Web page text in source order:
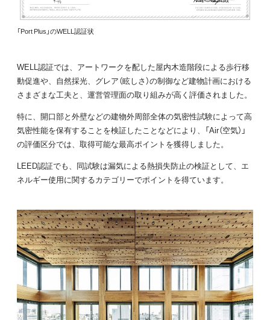
「Port Plus」のWELL認証状
WELL認証では、アートワークを配した屋内木造階段による歩行移
動促進や、自然採光、グレア（眩しさ）の制御など建物計画における
さまざまな工夫と、運営管理面の取り組みが高く評価されました。
特に、開口部と外壁などの建物外周部全体の気密性試験によって高
気密性能を保有することを検証したことなどにより、「Air（空気）」
の評価区分では、取得可能な最高ポイントを獲得しました。
LEED認証でも、同試験は漏気による熱損失防止の検証として、エ
ネルギー使用に関するカテゴリーでポイントを得ています。